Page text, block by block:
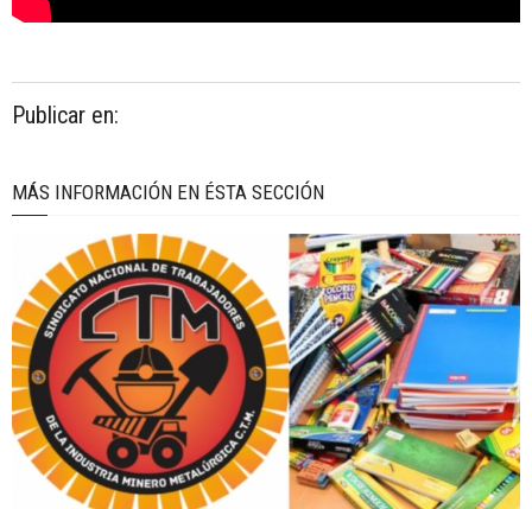
Publicar en:
MÁS INFORMACIÓN EN ÉSTA SECCIÓN